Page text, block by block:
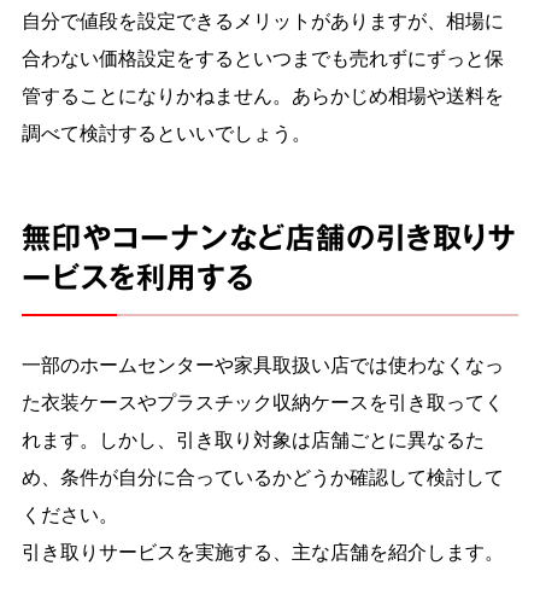
自分で値段を設定できるメリットがありますが、相場に
合わない価格設定をするといつまでも売れずにずっと保
管することになりかねません。あらかじめ相場や送料を
調べて検討するといいでしょう。
無印やコーナンなど店舗の引き取りサ
ービスを利用する
一部のホームセンターや家具取扱い店では使わなくなっ
た衣装ケースやプラスチック収納ケースを引き取ってく
れます。しかし、引き取り対象は店舗ごとに異なるた
め、条件が自分に合っているかどうか確認して検討して
ください。
引き取りサービスを実施する、主な店舗を紹介します。